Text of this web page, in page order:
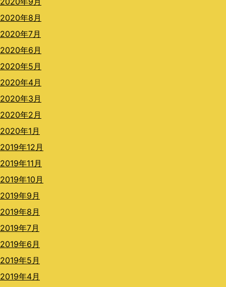
2020年8月
2020年7月
2020年6月
2020年5月
2020年4月
2020年3月
2020年2月
2020年1月
2019年12月
2019年11月
2019年10月
2019年9月
2019年8月
2019年7月
2019年6月
2019年5月
2019年4月